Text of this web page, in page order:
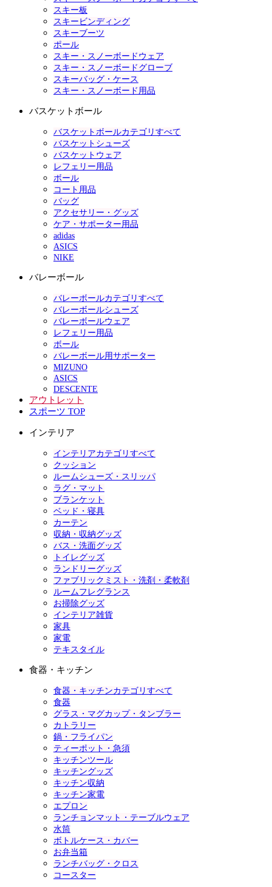
スキー板
スキービンディング
スキーブーツ
ポール
スキー・スノーボードウェア
スキー・スノーボードグローブ
スキーバッグ・ケース
スキー・スノーボード用品
バスケットボール
バスケットボールカテゴリすべて
バスケットシューズ
バスケットウェア
レフェリー用品
ボール
コート用品
バッグ
アクセサリー・グッズ
ケア・サポーター用品
adidas
ASICS
NIKE
バレーボール
バレーボールカテゴリすべて
バレーボールシューズ
バレーボールウェア
レフェリー用品
ボール
バレーボール用サポーター
MIZUNO
ASICS
DESCENTE
アウトレット
スポーツ TOP
インテリア
インテリアカテゴリすべて
クッション
ルームシューズ・スリッパ
ラグ・マット
ブランケット
ベッド・寝具
カーテン
収納・収納グッズ
バス・洗面グッズ
トイレグッズ
ランドリーグッズ
ファブリックミスト・洗剤・柔軟剤
ルームフレグランス
お掃除グッズ
インテリア雑貨
家具
家電
テキスタイル
食器・キッチン
食器・キッチンカテゴリすべて
食器
グラス・マグカップ・タンブラー
カトラリー
鍋・フライパン
ティーポット・急須
キッチンツール
キッチングッズ
キッチン収納
キッチン家電
エプロン
ランチョンマット・テーブルウェア
水筒
ボトルケース・カバー
お弁当箱
ランチバッグ・クロス
コースター